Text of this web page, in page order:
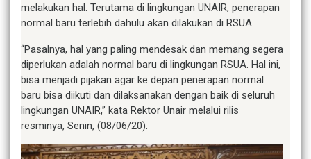
melakukan hal. Terutama di lingkungan UNAIR, penerapan
normal baru terlebih dahulu akan dilakukan di RSUA.
“Pasalnya, hal yang paling mendesak dan memang segera
diperlukan adalah normal baru di lingkungan RSUA. Hal ini,
bisa menjadi pijakan agar ke depan penerapan normal
baru bisa diikuti dan dilaksanakan dengan baik di seluruh
lingkungan UNAIR,” kata Rektor Unair melalui rilis
resminya, Senin, (08/06/20).